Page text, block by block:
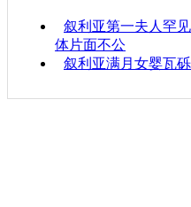
叙利亚第一夫人罕
体片面不公
叙利亚满月女婴瓦